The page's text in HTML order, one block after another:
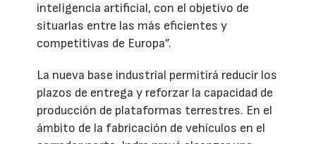
inteligencia artificial, con el objetivo de
situarlas entre las más eficientes y
competitivas de Europa”.
La nueva base industrial permitirá reducir los
plazos de entrega y reforzar la capacidad de
producción de plataformas terrestres. En el
ámbito de la fabricación de vehículos en el